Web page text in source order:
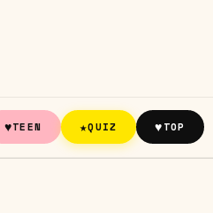
♥TEEN ★QUIZ ♥TOP